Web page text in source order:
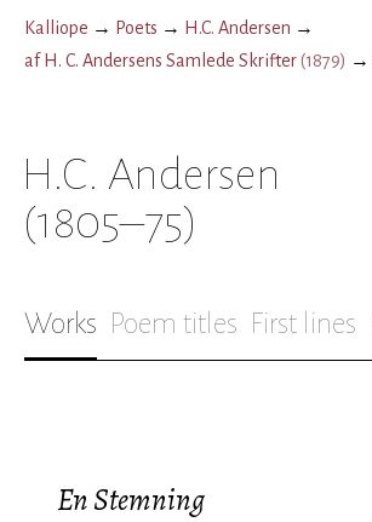
Kalliope → Poets → H.C. Andersen →
af H. C. Andersens Samlede Skrifter(1879) →
H.C. Andersen
(1805–75)
Works Poem titles First lines
En Stemning